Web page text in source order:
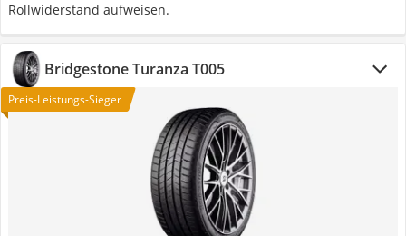
Rollwiderstand aufweisen.
Bridgestone Turanza T005
Preis-Leistungs-Sieger